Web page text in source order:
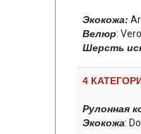
Экокожа:
Велюр:
Шерсть
4
Рулонная
Экокожа: